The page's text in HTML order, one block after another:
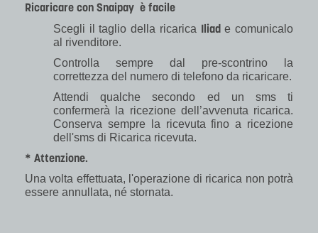
Ricaricare con Snaipay è facile
Scegli il taglio della ricarica Iliad e comunicalo
al rivenditore.
Controlla sempre dal pre-scontrino la
correttezza del numero di telefono da ricaricare.
Attendi qualche secondo ed un sms ti
confermerà la ricezione dell’avvenuta ricarica.
Conserva sempre la ricevuta fino a ricezione
dell'sms di Ricarica ricevuta.
* Attenzione.
Una volta effettuata, l'operazione di ricarica non potrà
essere annullata, né stornata.